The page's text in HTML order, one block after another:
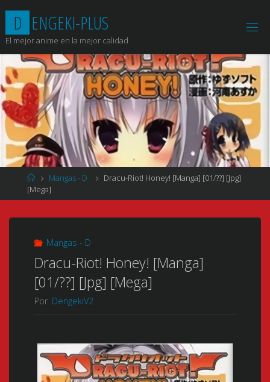
contenido
D ENGEKI-PLUS
El mejor anime en la mejor calidad
Página
de
Inicio
Mangas - D
Dracu-Riot! Honey! [Manga] [01/??] [Jpg]
[Mega]
Mangas - D
Dracu-Riot! Honey! [Manga]
[01/??] [Jpg] [Mega]
Por DengekiV2